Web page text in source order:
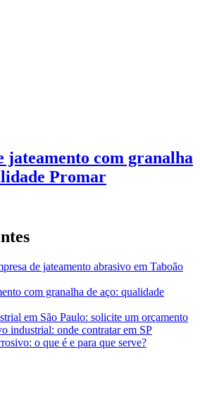
jateamento com granalha
Promar
de jateamento abrasivo em Taboão
com granalha de aço: qualidade
em São Paulo: solicite um orçamento
industrial: onde contratar em SP
o que é e para que serve?